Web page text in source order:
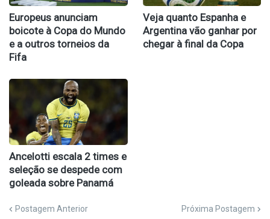
Europeus anunciam
boicote à Copa do Mundo
e a outros torneios da
Fifa
Veja quanto Espanha e
Argentina vão ganhar por
chegar à final da Copa
Ancelotti escala 2 times e
seleção se despede com
goleada sobre Panamá
Postagem Anterior Próxima Postagem